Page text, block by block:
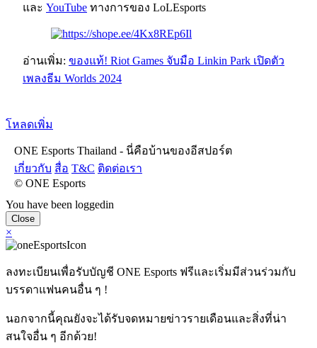
และ YouTube ทางการของ LoLEsports
อ่านเพิ่ม: ของแท้! Riot Games จับมือ Linkin Park เปิดตัว
เพลงธีม Worlds 2024
โหลดเพิ่ม
ONE Esports Thailand - นี่คือบ้านของอีสปอร์ต
เกี่ยวกับ สื่อ T&C ติดต่อเรา
© ONE Esports
You have been loggedin
Close
×
ลงทะเบียนเพื่อรับบัญชี ONE Esports ฟรีและเริ่มมีส่วนร่วมกับ
บรรดาแฟนคนอื่น ๆ !
นอกจากนี้คุณยังจะได้รับจดหมายข่าวรายเดือนและสิ่งที่น่า
สนใจอื่น ๆ อีกด้วย!